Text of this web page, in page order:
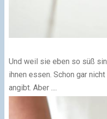
Und weil sie eben so süß
ihnen essen. Schon gar
angibt. Aber ....